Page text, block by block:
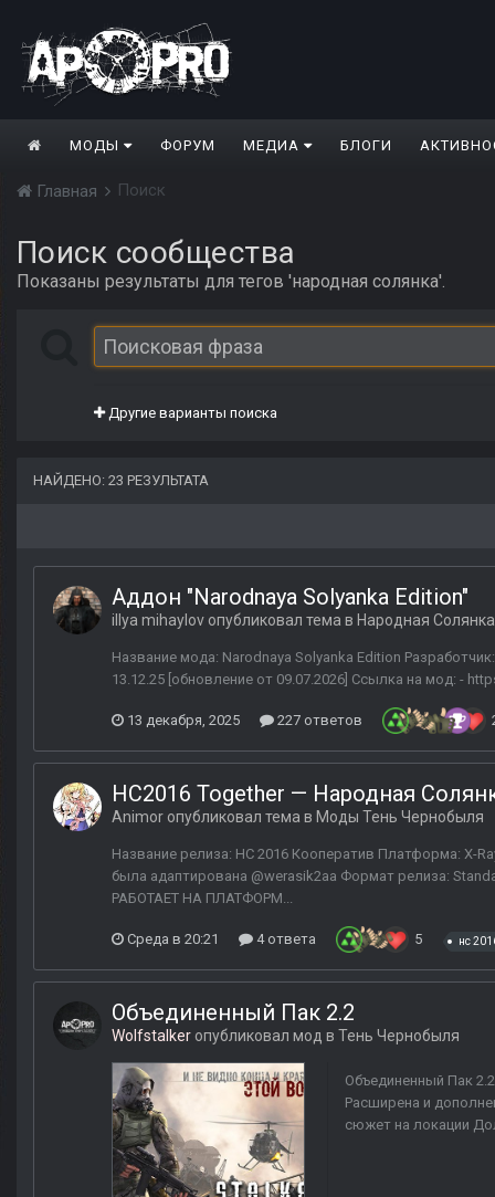
МОДЫ ФОРУМ МЕДИА БЛОГИ
Главная Поиск
Поиск сообщества
Показаны результаты для тегов 'народная солянка'.
Другие варианты поиска
НАЙДЕНО: 23 РЕЗУЛЬТАТА
Аддон "Narodnaya Solyanka Edition"
illya mihaylov опубликовал тема в Народная Солянка
Название мода: Narodnaya Solyanka Edition
13.12.25 [обновление от 09.07.2026] Ссылка на мод: -
13 декабря, 2025 227 ответов
НС2016 Together — Народная
Animor опубликовал тема в Моды Тень Чернобыля
Название релиза: НС 2016 Кооператив Платформа: X-
была адаптирована @werasik2aa Формат релиза:
РАБОТАЕТ НА ПЛАТФОРМ...
Среда в 20:21 4 ответа 5 нс
Объединенный Пак 2.2
Wolfstalker опубликовал мод в Тень Чернобыля
Объединенный Пак
Расширена и
сюжет на локации